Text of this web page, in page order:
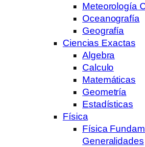
Meteorología
Oceanografía
Geografía
Ciencias Exactas
Algebra
Calculo
Matemáticas
Geometría
Estadísticas
Física
Física
Generalidades